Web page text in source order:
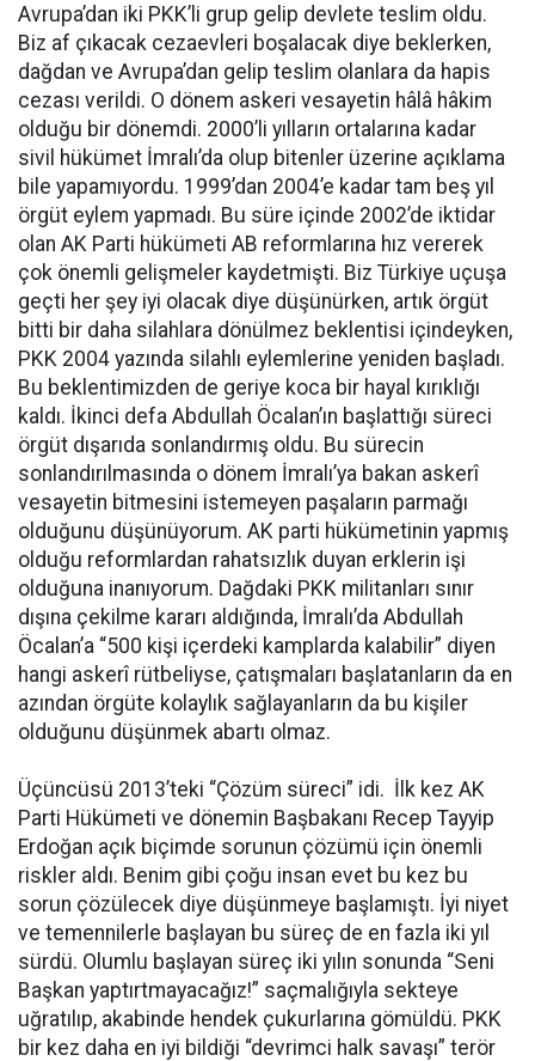
Avrupa’dan iki PKK’li grup gelip devlete teslim oldu.
Biz af çıkacak cezaevleri boşalacak diye beklerken,
dağdan ve Avrupa’dan gelip teslim olanlara da hapis
cezası verildi. O dönem askeri vesayetin hâlâ hâkim
olduğu bir dönemdi. 2000’li yılların ortalarına kadar
sivil hükümet İmralı’da olup bitenler üzerine açıklama
bile yapamıyordu. 1999’dan 2004’e kadar tam beş yıl
örgüt eylem yapmadı. Bu süre içinde 2002’de iktidar
olan AK Parti hükümeti AB reformlarına hız vererek
çok önemli gelişmeler kaydetmişti. Biz Türkiye uçuşa
geçti her şey iyi olacak diye düşünürken, artık örgüt
bitti bir daha silahlara dönülmez beklentisi içindeyken,
PKK 2004 yazında silahlı eylemlerine yeniden başladı.
Bu beklentimizden de geriye koca bir hayal kırıklığı
kaldı. İkinci defa Abdullah Öcalan’ın başlattığı süreci
örgüt dışarıda sonlandırmış oldu. Bu sürecin
sonlandırılmasında o dönem İmralı’ya bakan askerî
vesayetin bitmesini istemeyen paşaların parmağı
olduğunu düşünüyorum. AK parti hükümetinin yapmış
olduğu reformlardan rahatsızlık duyan erklerin işi
olduğuna inanıyorum. Dağdaki PKK militanları sınır
dışına çekilme kararı aldığında, İmralı’da Abdullah
Öcalan’a “500 kişi içerdeki kamplarda kalabilir” diyen
hangi askerî rütbeliyse, çatışmaları başlatanların da en
azından örgüte kolaylık sağlayanların da bu kişiler
olduğunu düşünmek abartı olmaz.
Üçüncüsü 2013’teki “Çözüm süreci” idi. İlk kez AK
Parti Hükümeti ve dönemin Başbakanı Recep Tayyip
Erdoğan açık biçimde sorunun çözümü için önemli
riskler aldı. Benim gibi çoğu insan evet bu kez bu
sorun çözülecek diye düşünmeye başlamıştı. İyi niyet
ve temennilerle başlayan bu süreç de en fazla iki yıl
sürdü. Olumlu başlayan süreç iki yılın sonunda “Seni
Başkan yaptırtmayacağız!” saçmalığıyla sekteye
uğratılıp, akabinde hendek çukurlarına gömüldü. PKK
bir kez daha en iyi bildiği “devrimci halk savaşı” terör